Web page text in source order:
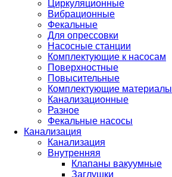
Циркуляционные
Вибрационные
Фекальные
Для опрессовки
Насосные станции
Комплектующие к насосам
Поверхностные
Повысительные
Комплектующие материалы
Канализационные
Разное
Фекальные насосы
Канализация
Канализация
Внутренняя
Клапаны вакуумные
Заглушки